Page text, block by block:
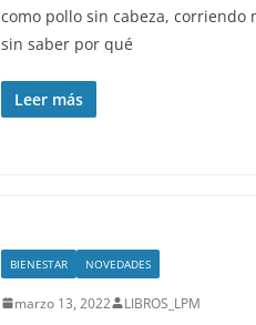
como pollo sin cabeza, corriendo
sin saber por qué
Leer más
BIENESTAR NOVEDADES
marzo 13, 2022 LIBROS_LPM